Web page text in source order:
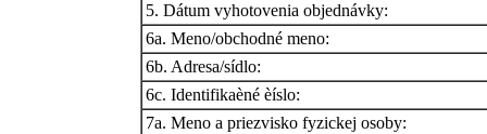
5. Dátum vyhotovenia objednávky:
6a. Meno/obchodné meno:
6b. Adresa/sídlo:
6c. Identifikaèné èíslo:
7a. Meno a priezvisko fyzickej osoby: